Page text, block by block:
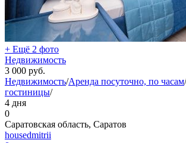
+ Ещё 2 фото
Недвижимость
3 000 руб.
Недвижимость/Аренда посуточно, по часам/
гостиницы/
4 дня
0
Саратовская область, Саратов
housedmitrii